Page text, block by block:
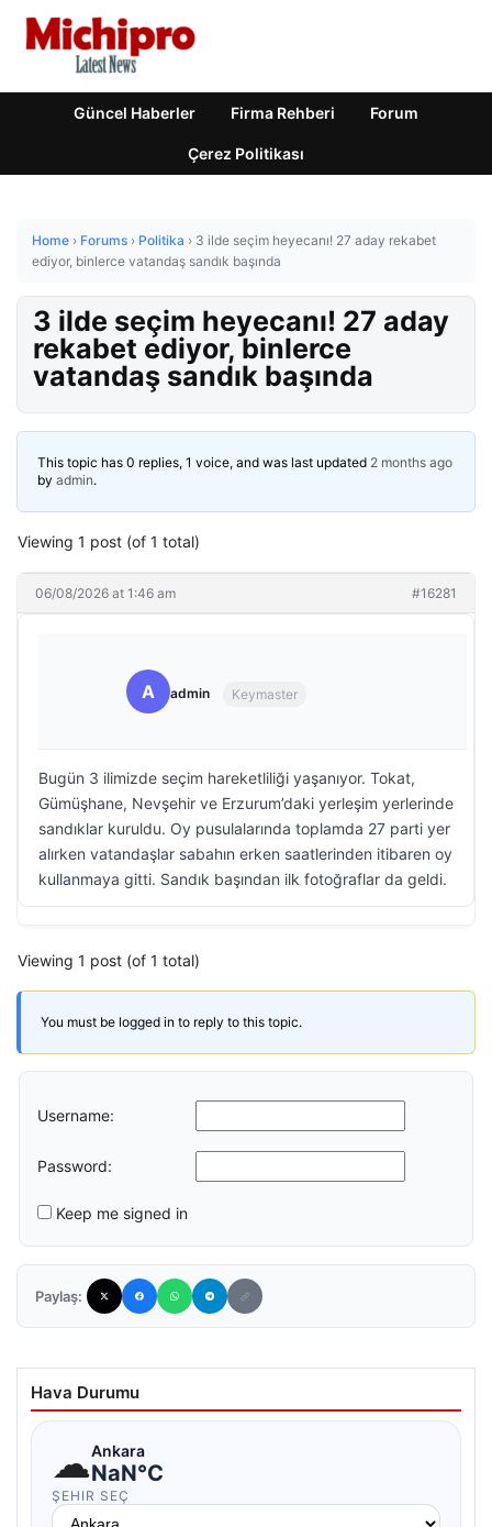
Güncel Haberler Firma Rehberi Forum
Çerez Politikası
Home › Forums › Politika › 3 ilde seçim heyecanı! 27 aday rekabet
ediyor, binlerce vatandaş sandık başında
3 ilde seçim heyecanı! 27 aday
rekabet ediyor, binlerce
vatandaş sandık başında
This topic has 0 replies, 1 voice, and was last updated 2 months ago
by admin.
Viewing 1 post (of 1 total)
06/08/2026 at 1:46 am #16281
A admin Keymaster
Bugün 3 ilimizde seçim hareketliliği yaşanıyor. Tokat,
Gümüşhane, Nevşehir ve Erzurum’daki yerleşim yerlerinde
sandıklar kuruldu. Oy pusulalarında toplamda 27 parti yer
alırken vatandaşlar sabahın erken saatlerinden itibaren oy
kullanmaya gitti. Sandık başından ilk fotoğraflar da geldi.
Viewing 1 post (of 1 total)
You must be logged in to reply to this topic.
Username:
Password:
Keep me signed in
Paylaş:
Hava Durumu
☁Ankara
NaN°C
ŞEHIR SEÇ